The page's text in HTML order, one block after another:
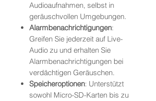
Audioaufnahmen, selbst in
geräuschvollen Umgebungen.
Alarmbenachrichtigungen:
Greifen Sie jederzeit auf Live-
Audio zu und erhalten Sie
Alarmbenachrichtigungen bei
verdächtigen Geräuschen.
Speicheroptionen: Unterstützt
sowohl Micro-SD-Karten bis zu